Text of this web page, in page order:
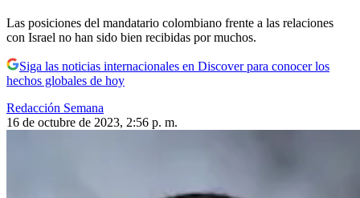
Las posiciones del mandatario colombiano frente a las relaciones
con Israel no han sido bien recibidas por muchos.
Siga las noticias internacionales en Discover para conocer los
hechos globales de hoy
Redacción Semana
16 de octubre de 2023, 2:56 p. m.